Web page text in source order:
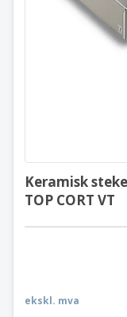
Keramisk
TOP CORT VT
ekskl. mva